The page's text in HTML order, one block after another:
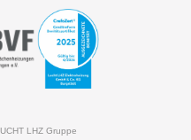
LHZ Gruppe